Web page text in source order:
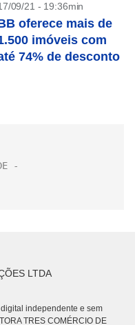
09/21 - 19:36min
oferece mais de
imóveis com
74% de desconto
LTDA
independente e sem
TRES COMÉRCIO DE